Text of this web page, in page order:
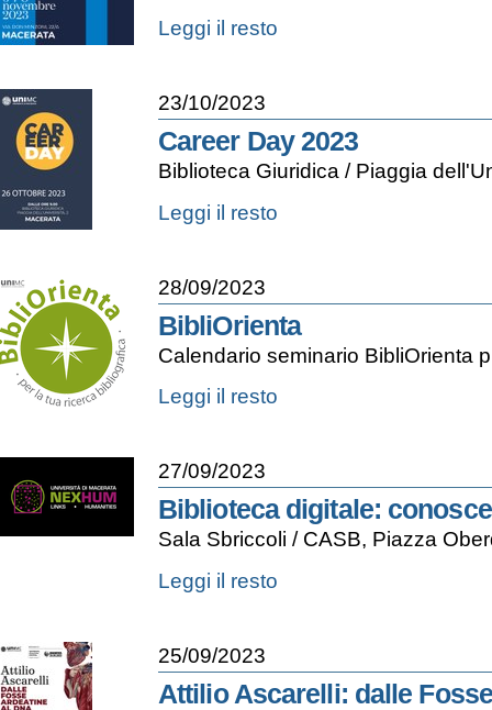
Loggia
ReOPENING
-
Leggi il resto
23/10/2023
Career Day 2023
Biblioteca Giuridica / Piaggia
Career
Leggi il resto
28/09/2023
BibliOrienta
Calendario seminario BibliOrienta
BibliOrienta
Leggi il resto
27/09/2023
Biblioteca digitale:
Sala Sbriccoli / CASB, Piazza
Biblioteca
digitale:
tutelare
Leggi il resto
25/09/2023
Attilio Ascarelli: dalle